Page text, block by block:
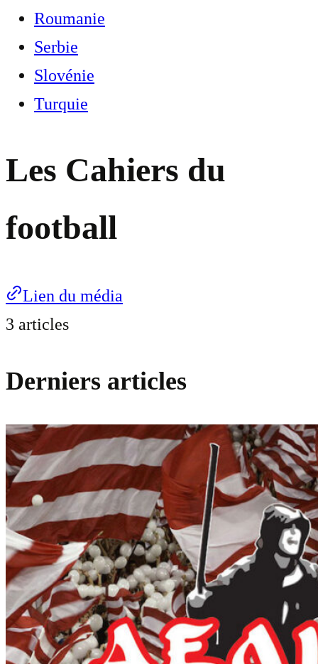
Roumanie
Serbie
Slovénie
Turquie
Les Cahiers du
football
Lien du média
3 articles
Derniers articles